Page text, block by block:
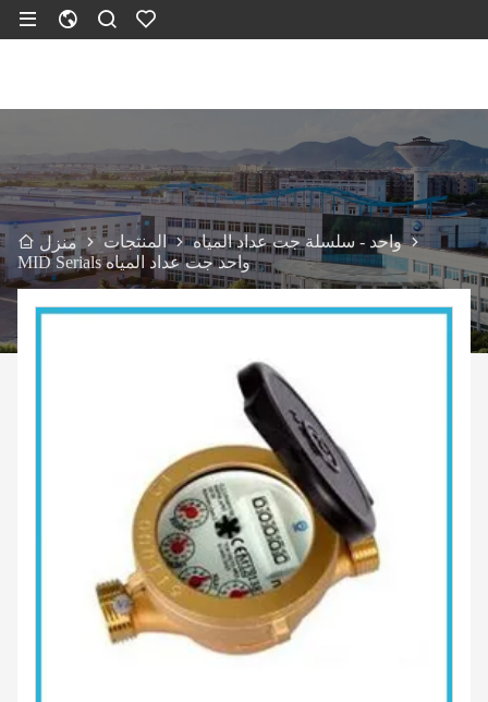
منزل المنتجات
واحد - سلسلة جت عداد المياه
MID Serials واحد جت عداد المياه